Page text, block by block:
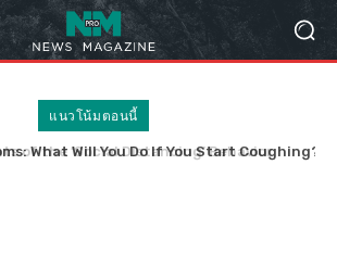
แนวโน้มตอนนี้
What Will You Do If You Start Coughing?